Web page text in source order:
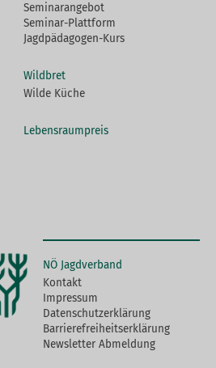
Seminarangebot
Seminar-Plattform
Jagdpädagogen-Kurs
Wildbret
Wilde Küche
Lebensraumpreis
NÖ Jagdverband
Kontakt
Impressum
Datenschutzerklärung
Barrierefreiheitserklärung
Newsletter Abmeldung